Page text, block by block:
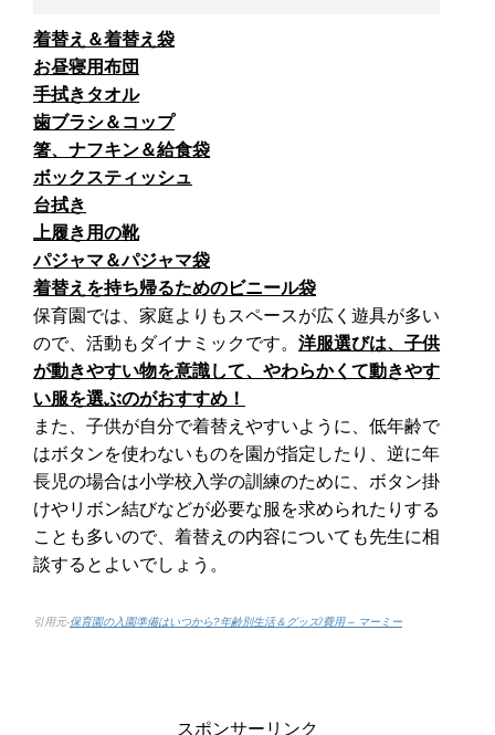
着替え＆着替え袋
お昼寝用布団
手拭きタオル
歯ブラシ＆コップ
箸、ナフキン＆給食袋
ボックスティッシュ
台拭き
上履き用の靴
パジャマ＆パジャマ袋
着替えを持ち帰るためのビニール袋
保育園では、家庭よりもスペースが広く遊具が多い
ので、活動もダイナミックです。 洋服選びは、子供
が動きやすい物を意識して、やわらかくて動きやす
い服を選ぶのがおすすめ！
また、子供が自分で着替えやすいように、低年齢で
はボタンを使わないものを園が指定したり、逆に年
長児の場合は小学校入学の訓練のために、ボタン掛
けやリボン結びなどが必要な服を求められたりする
ことも多いので、着替えの内容についても先生に相
談するとよいでしょう。
引用元-保育園の入園準備はいつから?年齢別生活＆グッズ/費用 – マーミー
スポンサーリンク